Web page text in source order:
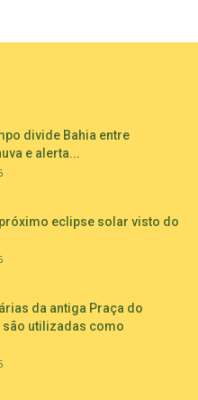
divide Bahia entre
e alerta...
eclipse solar visto do
da antiga Praça do
são utilizadas como